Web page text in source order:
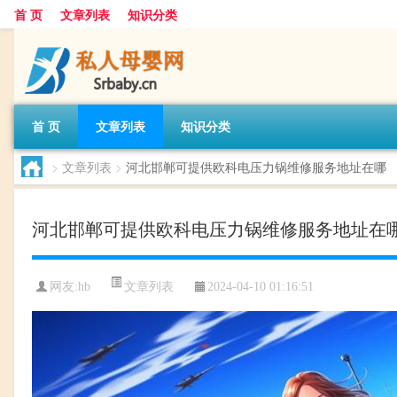
首 页 文章列表 知识分类
首 页 文章列表 知识分类
> 文章列表 > 河北邯郸可提供欧科电压力锅维修服务地址在哪
河北邯郸可提供欧科电压力锅维修服务地址在
网友:hb 文章列表 2024-04-10 01:16:51